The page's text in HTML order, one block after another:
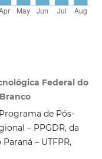
Federal do
de Pós-
– PPGDR, da
– UTFPR,